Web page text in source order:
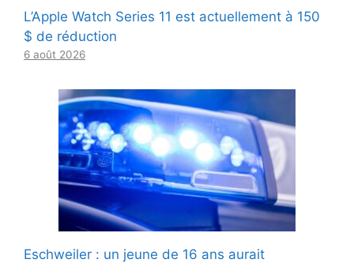
L’Apple Watch Series 11 est actuellement à 150
$ de réduction
6 août 2026
Eschweiler : un jeune de 16 ans aurait